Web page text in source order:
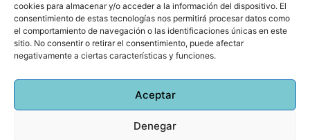
cookies para almacenar y/o acceder a la información del dispositivo. El
consentimiento de estas tecnologías nos permitirá procesar datos como
el comportamiento de navegación o las identificaciones únicas en este
sitio. No consentir o retirar el consentimiento, puede afectar
negativamente a ciertas características y funciones.
Aceptar
Denegar
Mi libro: La felicidad: qué ayuda y qué no.
Blog: Reflexiones que conectan
Agendar cita